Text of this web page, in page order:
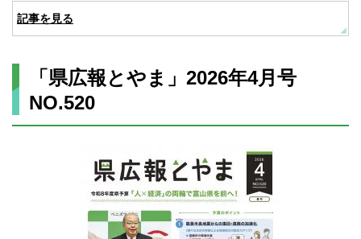
記事を見る
「県広報とやま」2026年4月号
NO.520